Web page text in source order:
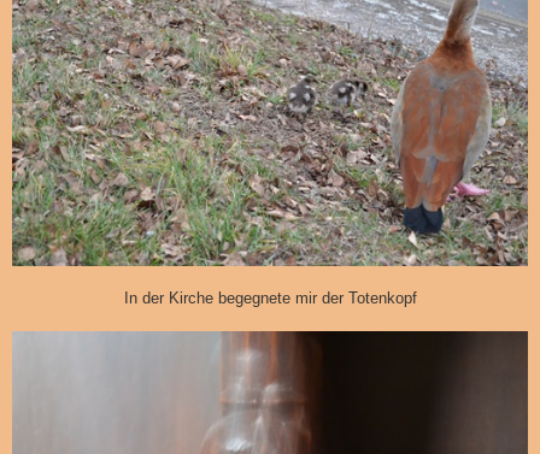
In der Kirche begegnete mir der Totenkopf